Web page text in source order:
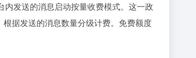
发送的消息启动按量收费模式。这一政
据发送的消息数量分级计费。免费额度